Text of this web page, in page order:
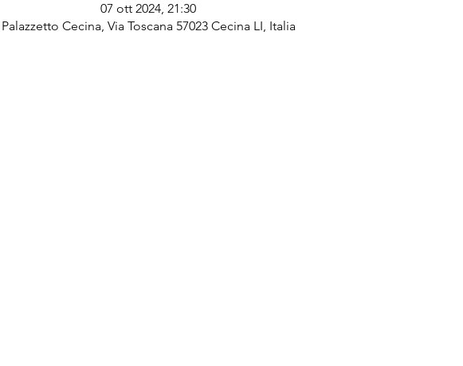
07 ott 2024, 21:30
Palazzetto Cecina, Via Toscana 57023 Cecina LI, Italia